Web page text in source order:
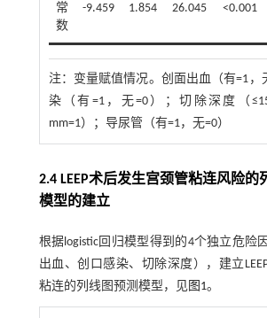
常
数
-9.459 1.854 26.045 <0.001
注： 变量赋值情况。创面出血（有=1，
染（有=1，无=0）；切除深度（
mm=1）；导尿管（有=1，无=0）
2.4 LEEP术后发生宫颈管粘连风险的
模型的建立
根据logistic回归模型得到的4个独立危险
出血、创口感染、切除深度），建立
粘连的列线图预测模型，见图1。